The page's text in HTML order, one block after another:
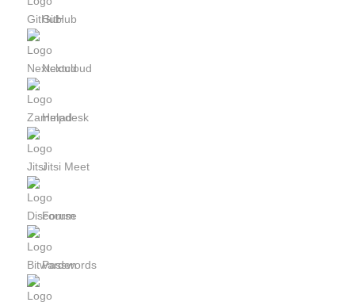
GitHub
Nextcloud
Helpdesk
Jitsi Meet
Forum
Passwords